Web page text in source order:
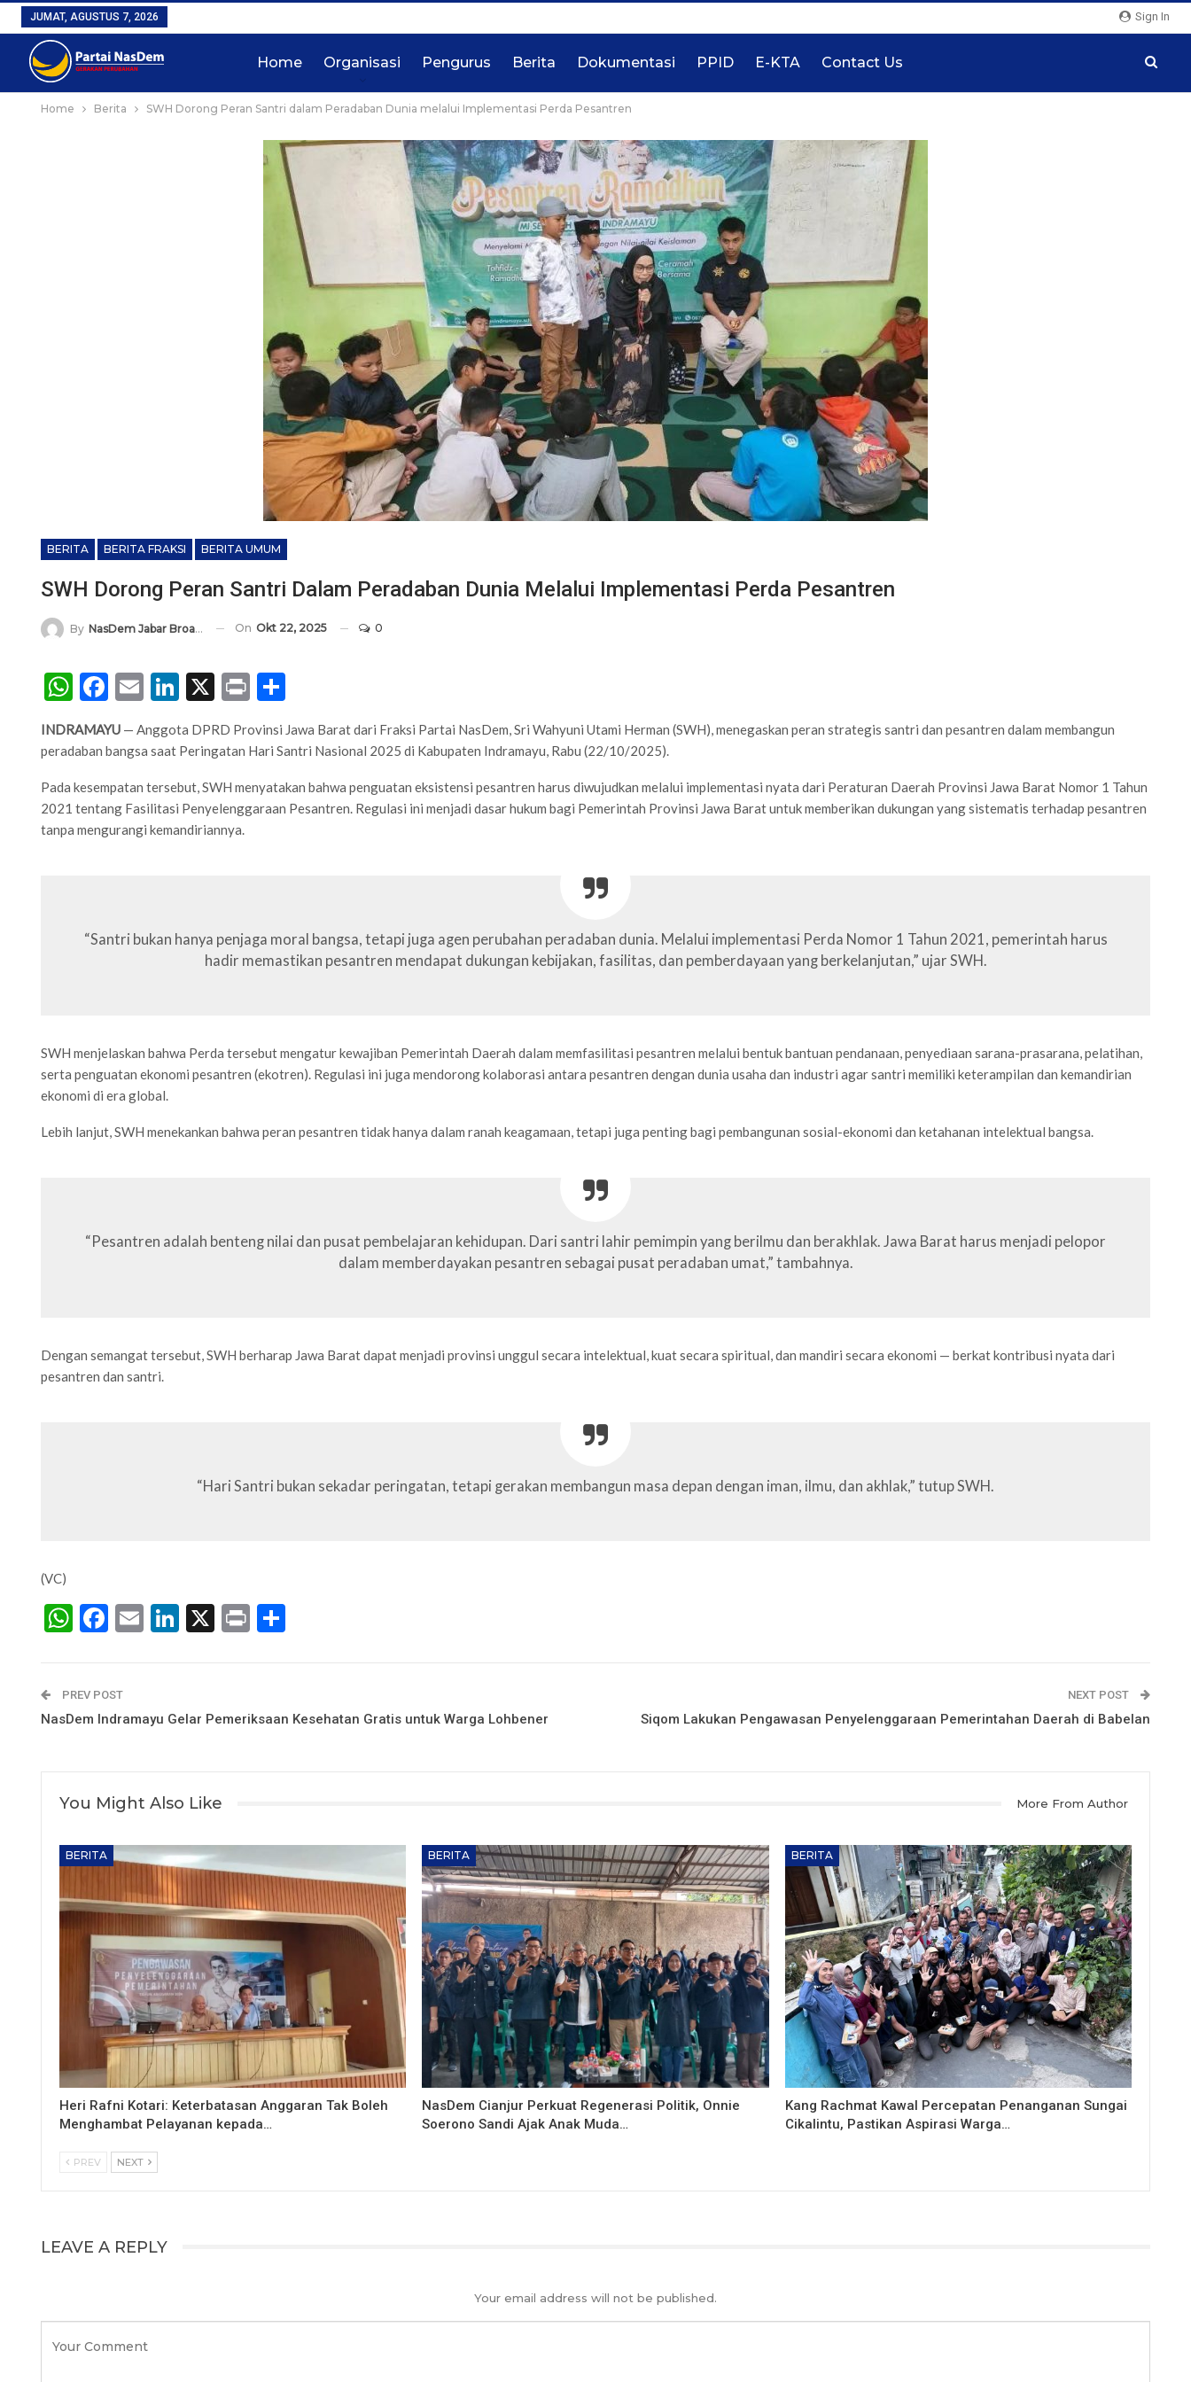
Sign In
JUMAT, AGUSTUS 7, 2026
Home Organisasi Pengurus Berita Dokumentasi PPID E-KTA Contact Us
Home Berita SWH Dorong Peran Santri dalam Peradaban Dunia melalui Implementasi Perda Pesantren
BERITA BERITA FRAKSI BERITA UMUM
SWH Dorong Peran Santri Dalam Peradaban Dunia Melalui Implementasi Perda Pesantren
By NasDem Jabar Broadcasting Network On Okt 22, 2025 0
WhatsApp
Facebook
EmailLinkedIn
X Print
INDRAMAYU — Anggota DPRD Provinsi Jawa Barat dari Fraksi Partai NasDem, Sri Wahyuni Utami Herman (SWH), menegaskan peran strategis santri dan pesantren dalam membangun
peradaban bangsa saat Peringatan Hari Santri Nasional 2025 di Kabupaten Indramayu, Rabu (22/10/2025).
Pada kesempatan tersebut, SWH menyatakan bahwa penguatan eksistensi pesantren harus diwujudkan melalui implementasi nyata dari Peraturan Daerah Provinsi Jawa Barat Nomor 1 Tahun
2021 tentang Fasilitasi Penyelenggaraan Pesantren. Regulasi ini menjadi dasar hukum bagi Pemerintah Provinsi Jawa Barat untuk memberikan dukungan yang sistematis terhadap pesantren
tanpa mengurangi kemandiriannya.
“Santri bukan hanya penjaga moral bangsa, tetapi juga agen perubahan peradaban dunia. Melalui implementasi Perda Nomor 1 Tahun 2021, pemerintah harus
hadir memastikan pesantren mendapat dukungan kebijakan, fasilitas, dan pemberdayaan yang berkelanjutan,” ujar SWH.
SWH menjelaskan bahwa Perda tersebut mengatur kewajiban Pemerintah Daerah dalam memfasilitasi pesantren melalui bentuk bantuan pendanaan, penyediaan sarana-prasarana, pelatihan,
serta penguatan ekonomi pesantren (ekotren). Regulasi ini juga mendorong kolaborasi antara pesantren dengan dunia usaha dan industri agar santri memiliki keterampilan dan kemandirian
ekonomi di era global.
Lebih lanjut, SWH menekankan bahwa peran pesantren tidak hanya dalam ranah keagamaan, tetapi juga penting bagi pembangunan sosial-ekonomi dan ketahanan intelektual bangsa.
“Pesantren adalah benteng nilai dan pusat pembelajaran kehidupan. Dari santri lahir pemimpin yang berilmu dan berakhlak. Jawa Barat harus menjadi pelopor
dalam memberdayakan pesantren sebagai pusat peradaban umat,” tambahnya.
Dengan semangat tersebut, SWH berharap Jawa Barat dapat menjadi provinsi unggul secara intelektual, kuat secara spiritual, dan mandiri secara ekonomi — berkat kontribusi nyata dari
pesantren dan santri.
“Hari Santri bukan sekadar peringatan, tetapi gerakan membangun masa depan dengan iman, ilmu, dan akhlak,” tutup SWH.
(VC)
WhatsApp
Facebook
EmailLinkedIn
X Print
PREV POST
NasDem Indramayu Gelar Pemeriksaan Kesehatan Gratis untuk Warga Lohbener
NEXT POST
Siqom Lakukan Pengawasan Penyelenggaraan Pemerintahan Daerah di Babelan
You Might Also Like More From Author
BERITA
Heri Rafni Kotari: Keterbatasan Anggaran Tak Boleh
Menghambat Pelayanan kepada…
BERITA
NasDem Cianjur Perkuat Regenerasi Politik, Onnie
Soerono Sandi Ajak Anak Muda…
BERITA
Kang Rachmat Kawal Percepatan Penanganan Sungai
Cikalintu, Pastikan Aspirasi Warga…
PREV NEXT
LEAVE A REPLY
Your email address will not be published.